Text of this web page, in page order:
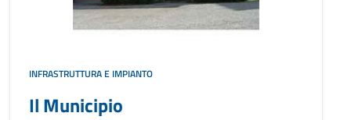
INFRASTRUTTURA E IMPIANTO
Il Municipio